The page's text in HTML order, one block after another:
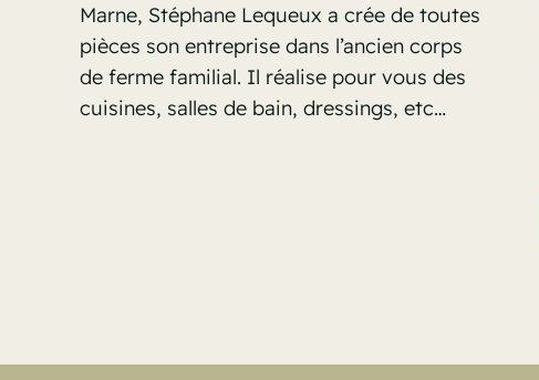
Marne, Stéphane Lequeux a crée de toutes
pièces son entreprise dans l’ancien corps
de ferme familial. Il réalise pour vous des
cuisines, salles de bain, dressings, etc…